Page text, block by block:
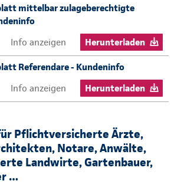
mittelbar zulageberechtigte
Info anzeigen
Herunterladen
Referendare - Kundeninfo
Info anzeigen
Herunterladen
Pflichtversicherte Ärzte,
Notare, Anwälte,
Landwirte, Gartenbauer,
…